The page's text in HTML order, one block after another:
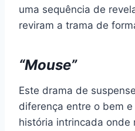
uma sequência de
reviram a trama de
“Mouse”
Este drama de
diferença entre o bem
história intrincada onde